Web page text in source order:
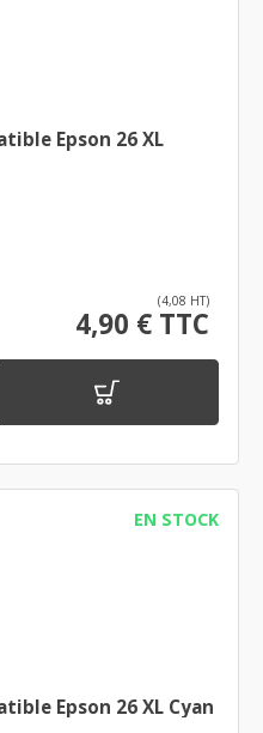
Epson 26 XL
(4,08 HT)
4,90 € TTC
EN STOCK
Epson 26 XL Cyan